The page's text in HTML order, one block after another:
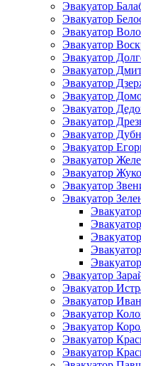
Эвакуатор
Эвакуатор
Эвакуатор
Эвакуатор
Эвакуатор
Эвакуатор
Эвакуатор
Эвакуатор
Эвакуатор
Эвакуатор
Эвакуатор
Эвакуатор
Эвакуатор
Эвакуатор
Эвакуатор
Эвакуатор
Эвакуатор
Эвакуатор
Эвакуатор
Эвакуатор
Эвакуатор
Эвакуатор
Эвакуатор